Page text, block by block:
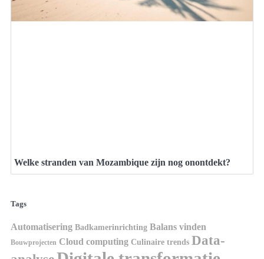
Welke stranden van Mozambique zijn nog onontdekt?
Tags
Automatisering Badkamerinrichting Balans vinden
Bouwprojecten Cloud computing Culinaire trends Data-